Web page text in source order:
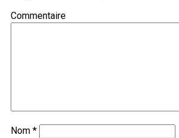
Nom *